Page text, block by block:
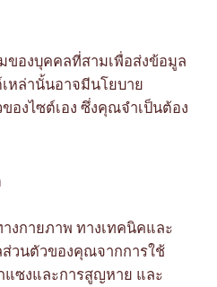
ของบุคคลที่สามเพื่อส่งข้อมูล
หล่านั้นอาจมีนโยบาย
องไซต์เอง ซึ่งคุณจำเป็นต้อง
งกายภาพ ทางเทคนิคและ
วนตัวของคุณจากการใช้
แซงและการสูญหาย และ